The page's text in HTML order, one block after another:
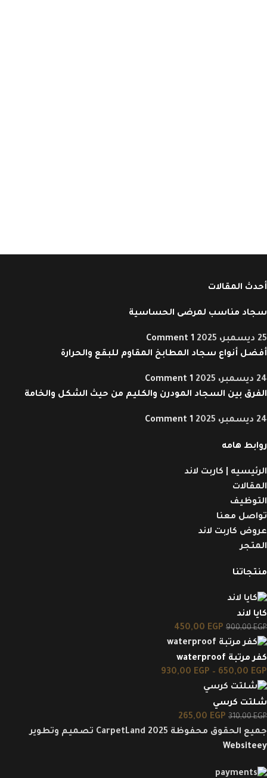
أحدث المقالات
سجاد مناسب لمرضى الحساسية
25 ديسمبر، 2025
1 Comment
أفضل أنواع سجاد المطابخ المقاوم للبقع والحرارة
24 ديسمبر، 2025
1 Comment
الفرق بين السجاد المودرن والكليم من حيث الشكل والخامة
24 ديسمبر، 2025 1 Comment
روابط هامه
الرئيسيه | كاربت لاند
المقالات
التوظيف
تواصل معنا
عروض كاربت لاند
المتجر
منتجاتنا
كايا لاند
900,00EGP
450,00 EGP
كفر مرتبة waterproof
650,00 EGP
–
930,00 EGP
شلتت كرسي
310,00EGP
265,00 EGP
جميع الحقوق محفوظة CarpetLand 2025 تصميم وتطوير
Websiteey